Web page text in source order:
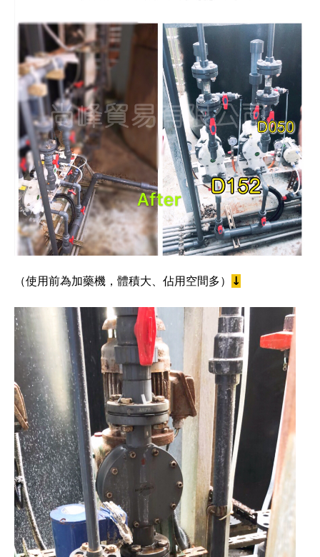
（使用前為加藥機，體積大、佔用空間多） ↓